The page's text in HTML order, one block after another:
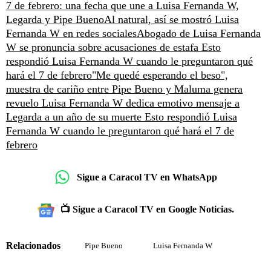
7 de febrero: una fecha que une a Luisa Fernanda W,
Legarda y Pipe BuenoAl natural, así se mostró Luisa
Fernanda W en redes socialesAbogado de Luisa Fernanda
W se pronuncia sobre acusaciones de estafa Esto
respondió Luisa Fernanda W cuando le preguntaron qué
hará el 7 de febrero"Me quedé esperando el beso",
muestra de cariño entre Pipe Bueno y Maluma genera
revuelo Luisa Fernanda W dedica emotivo mensaje a
Legarda a un año de su muerte Esto respondió Luisa
Fernanda W cuando le preguntaron qué hará el 7 de
febrero
Sigue a Caracol TV en WhatsApp
📺 Sigue a Caracol TV en Google Noticias.
Relacionados Pipe Bueno Luisa Fernanda W